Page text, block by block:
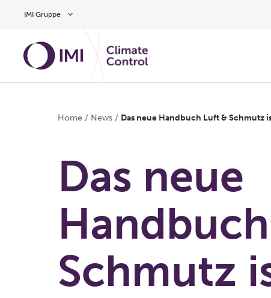
IMI Gruppe
Home / News / Das neue Handbuch Luft & Schmutz
Das neue
Schmutz